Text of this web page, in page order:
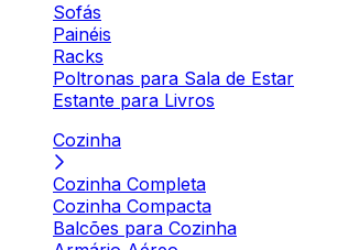
Sofás
Painéis
Racks
Poltronas para Sala de Estar
Estante para Livros
Cozinha
Cozinha Completa
Cozinha Compacta
Balcões para Cozinha